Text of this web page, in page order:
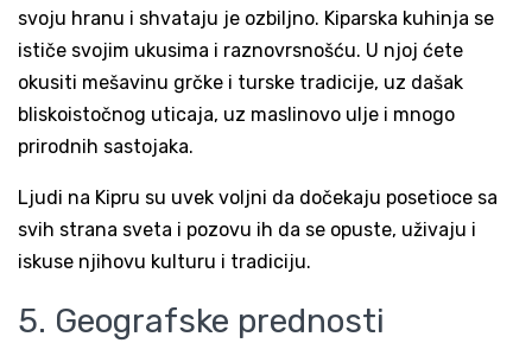
svoju hranu i shvataju je ozbiljno. Kiparska kuhinja se
ističe svojim ukusima i raznovrsnošću. U njoj ćete
okusiti mešavinu grčke i turske tradicije, uz dašak
bliskoistočnog uticaja, uz maslinovo ulje i mnogo
prirodnih sastojaka.
Ljudi na Kipru su uvek voljni da dočekaju posetioce sa
svih strana sveta i pozovu ih da se opuste, uživaju i
iskuse njihovu kulturu i tradiciju.
5. Geografske prednosti